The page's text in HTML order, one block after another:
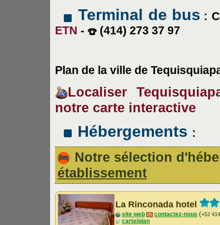
Terminal de bus :
ETN - (414) 273 37 97
Plan de la ville de
Localiser
notre carte interactive
Hébergements :
Notre sélection
établissement
La Rinconada hotel
site web contactez-nous (+52
carte/plan